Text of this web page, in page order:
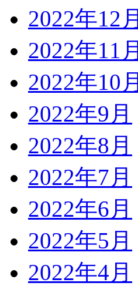
2022年12月
2022年11月
2022年10月
2022年9月
2022年8月
2022年7月
2022年6月
2022年5月
2022年4月